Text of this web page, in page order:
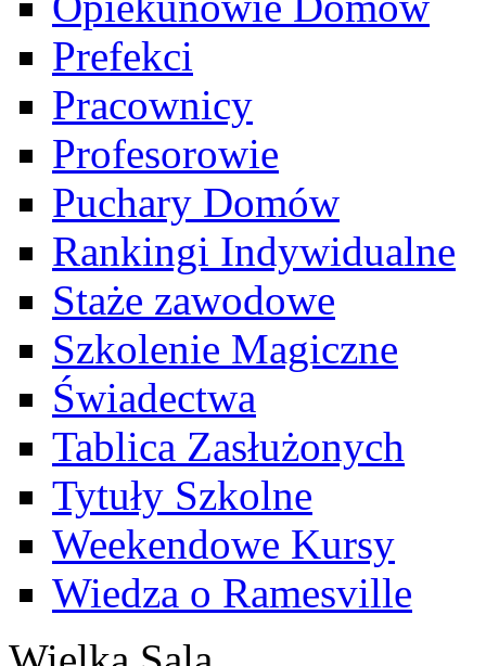
Prefekci
Pracownicy
Profesorowie
Puchary Domów
Rankingi Indywidualne
Staże zawodowe
Szkolenie Magiczne
Świadectwa
Tablica Zasłużonych
Tytuły Szkolne
Weekendowe Kursy
Wiedza o Ramesville